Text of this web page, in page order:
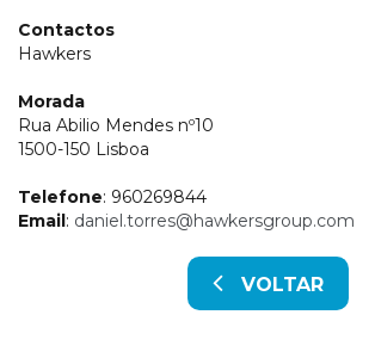
Contactos
Hawkers
Morada
Rua Abilio Mendes nº10
1500-150 Lisboa
Telefone: 960269844
Email: daniel.torres@hawkersgroup.com
VOLTAR